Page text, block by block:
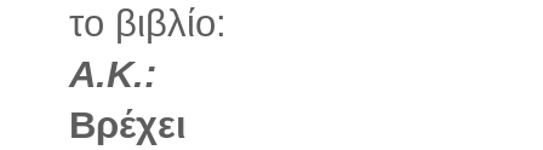
το βιβλίο:
Α.Κ.:
Βρέχει